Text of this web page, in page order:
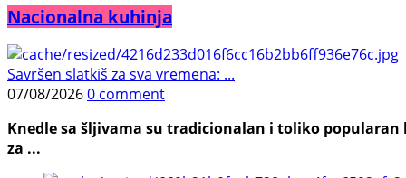
Nacionalna kuhinja
Savršen slatkiš za sva vremena: ...
07/08/20260 comment
Knedle sa šljivama su tradicionalan i toliko popularan
za ...